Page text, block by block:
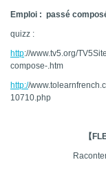
Emploi : passé
quizz :
http://www.tv5.org/
compose-.htm
http://
10710.php
【